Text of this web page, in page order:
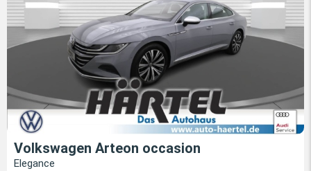
Volkswagen Arteon occasion
Elegance